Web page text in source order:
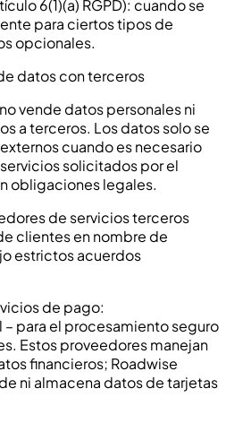
6(1)(a) RGPD): cuando se
para ciertos tipos de
opcionales.
datos con terceros
vende datos personales ni
a terceros. Los datos solo se
cuando es necesario
solicitados por el
obligaciones legales.
de servicios terceros
clientes en nombre de
estrictos acuerdos
de pago:
– para el procesamiento seguro
Estos proveedores manejan
financieros; Roadwise
ni almacena datos de tarjetas